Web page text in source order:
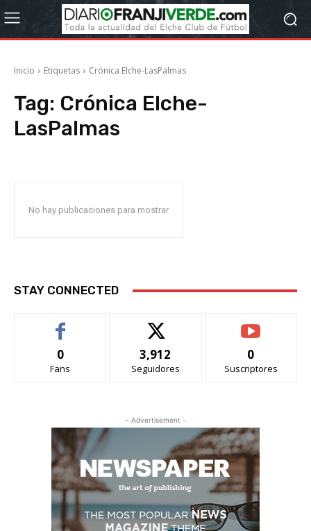
Inicio Etiquetas Crónica Elche-LasPalmas
Tag: Crónica Elche-
LasPalmas
No hay publicaciones para mostrar
STAY CONNECTED
0
Fans
3,912
Seguidores
0
Suscriptores
- Advertisement -